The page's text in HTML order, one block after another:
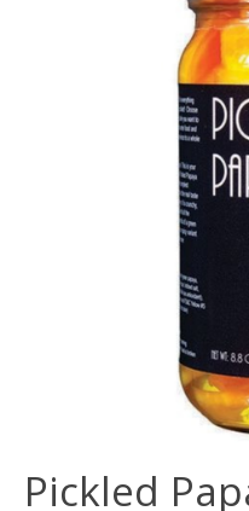
Pickled